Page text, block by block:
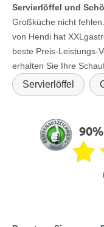
Servierlöffel und
Großküche nicht
von Hendi hat
beste Preis-Leistungs-
erhalten Sie Ihre
Servierlöffel